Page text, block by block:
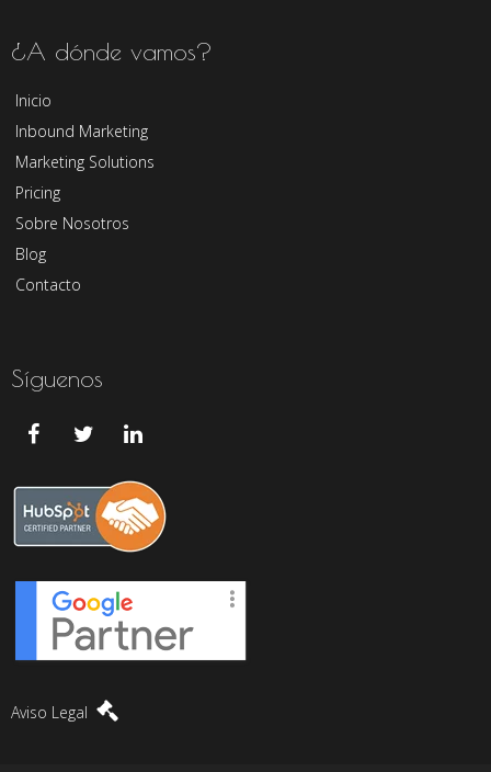
¿A dónde vamos?
Inicio
Inbound Marketing
Marketing Solutions
Pricing
Sobre Nosotros
Blog
Contacto
Síguenos
Aviso Legal